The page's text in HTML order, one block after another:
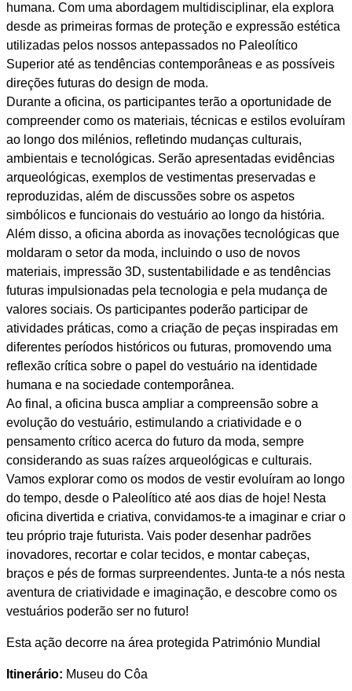
humana. Com uma abordagem multidisciplinar, ela explora
desde as primeiras formas de proteção e expressão estética
utilizadas pelos nossos antepassados no Paleolítico
Superior até as tendências contemporâneas e as possíveis
direções futuras do design de moda.
Durante a oficina, os participantes terão a oportunidade de
compreender como os materiais, técnicas e estilos evoluíram
ao longo dos milénios, refletindo mudanças culturais,
ambientais e tecnológicas. Serão apresentadas evidências
arqueológicas, exemplos de vestimentas preservadas e
reproduzidas, além de discussões sobre os aspetos
simbólicos e funcionais do vestuário ao longo da história.
Além disso, a oficina aborda as inovações tecnológicas que
moldaram o setor da moda, incluindo o uso de novos
materiais, impressão 3D, sustentabilidade e as tendências
futuras impulsionadas pela tecnologia e pela mudança de
valores sociais. Os participantes poderão participar de
atividades práticas, como a criação de peças inspiradas em
diferentes períodos históricos ou futuras, promovendo uma
reflexão crítica sobre o papel do vestuário na identidade
humana e na sociedade contemporânea.
Ao final, a oficina busca ampliar a compreensão sobre a
evolução do vestuário, estimulando a criatividade e o
pensamento crítico acerca do futuro da moda, sempre
considerando as suas raízes arqueológicas e culturais.
Vamos explorar como os modos de vestir evoluíram ao longo
do tempo, desde o Paleolítico até aos dias de hoje! Nesta
oficina divertida e criativa, convidamos-te a imaginar e criar o
teu próprio traje futurista. Vais poder desenhar padrões
inovadores, recortar e colar tecidos, e montar cabeças,
braços e pés de formas surpreendentes. Junta-te a nós nesta
aventura de criatividade e imaginação, e descobre como os
vestuários poderão ser no futuro!
Esta ação decorre na área protegida Património Mundial
Itinerário: Museu do Côa